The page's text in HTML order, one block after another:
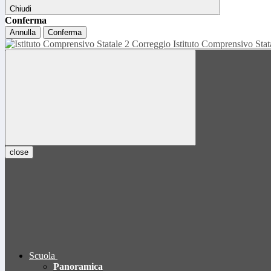
Chiudi
Conferma
Annulla Conferma
Istituto Comprensivo
close
Scuola
Panoramica